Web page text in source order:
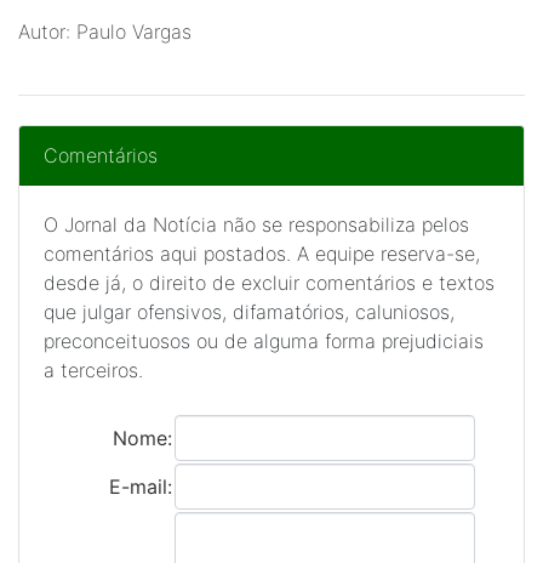
Autor: Paulo Vargas
Comentários
O Jornal da Notícia não se responsabiliza pelos
comentários aqui postados. A equipe reserva-se,
desde já, o direito de excluir comentários e textos
que julgar ofensivos, difamatórios, caluniosos,
preconceituosos ou de alguma forma prejudiciais
a terceiros.
Nome:
E-mail: